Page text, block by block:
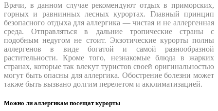
Врачи, в данном случае рекомендуют отдых в приморских,
горных и равнинных лесных курортах. Главный принцип
безопасного отдыха для аллергика — чистая и не аллергенная
среда. Отправляться в дальние тропические страны с
подобным недугом не стоит. Экзотические курорты полны
аллергенов в виде богатой и самой разнообразной
растительности. Кроме того, незнакомые блюда в жарких
странах, которые так влекут туристов своей оригинальностью
могут быть опасны для аллергика. Обострение болезни может
также быть вызвано долгим перелетом и акклиматизацией.
Можно ли аллергикам посещат курорты